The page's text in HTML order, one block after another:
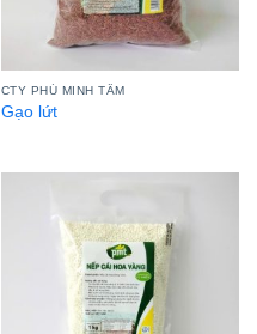
CTY PHÚ MINH TÂM
Gạo lứt